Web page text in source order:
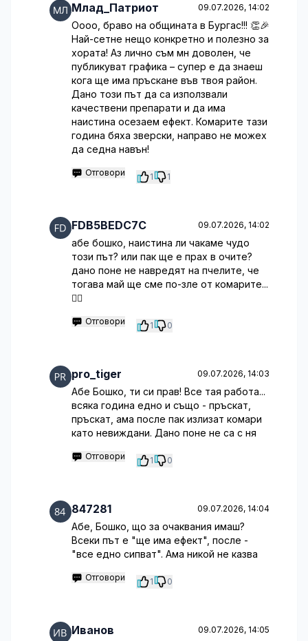
Млад_Патриот 09.07.2026, 14:02
Оооо, браво на общината в Бургас!!! 👏🎉
Най-сетне нещо конкретно и полезно за
хората! Аз лично съм мн доволен, че
публикуват графика – супер е да знаеш
кога ще има пръскане във твоя район.
Дано този път да са използвали
качествени препарати и да има
наистина осезаем ефект. Комарите тази
година бяха зверски, направо не можех
да седна навън!
Отговори 1 1
FDB5BEDC7C 09.07.2026, 14:02
абе бошко, наистина ли чакаме чудо
този път? или пак ще е прах в очите?
дано поне не навредят на пчелите, че
тогава май ще сме по-зле от комарите...
🤷‍♂️
Отговори 1 0
pro_tiger 09.07.2026, 14:03
Абе Бошко, ти си прав! Все тая работа...
всяка година едно и също - пръскат,
пръскат, ама после пак излизат комари
като невиждани. Дано поне не са с ня
Отговори 1 0
847281 09.07.2026, 14:04
Абе, Бошко, що за очаквания имаш?
Всеки път е "ще има ефект", после -
"все едно сипват". Ама никой не казва
Отговори 1 0
Иванов 09.07.2026, 14:05